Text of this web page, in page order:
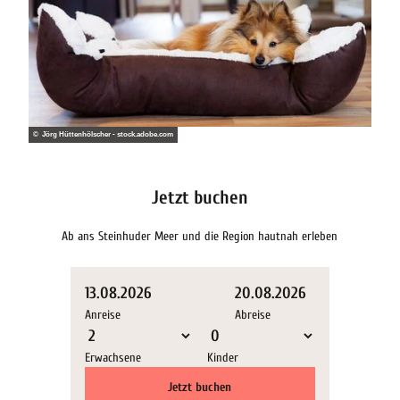
© Jörg Hüttenhölscher - stock.adobe.com
Jetzt buchen
Ab ans Steinhuder Meer und die Region hautnah erleben
Anreise
13.08.2026
Abreise
20.08.2026
Erwachsene
Kinder
Jetzt buchen